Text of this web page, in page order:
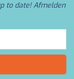
to date! Afmelden